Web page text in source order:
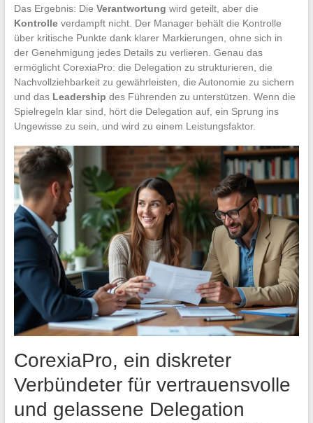
Das Ergebnis: Die Verantwortung wird geteilt, aber die
Kontrolleverdampft nicht. Der Manager behält die Kontrolle
über kritische Punkte dank klarer Markierungen, ohne sich in
der Genehmigung jedes Details zu verlieren. Genau das
ermöglicht CorexiaPro: die Delegation zu strukturieren, die
Nachvollziehbarkeit zu gewährleisten, die Autonomie zu sichern
und das Leadership des Führenden zu unterstützen. Wenn die
Spielregeln klar sind, hört die Delegation auf, ein Sprung ins
Ungewisse zu sein, und wird zu einem Leistungsfaktor.
CorexiaPro, ein diskreter
Verbündeter für vertrauensvolle
und gelassene Delegation